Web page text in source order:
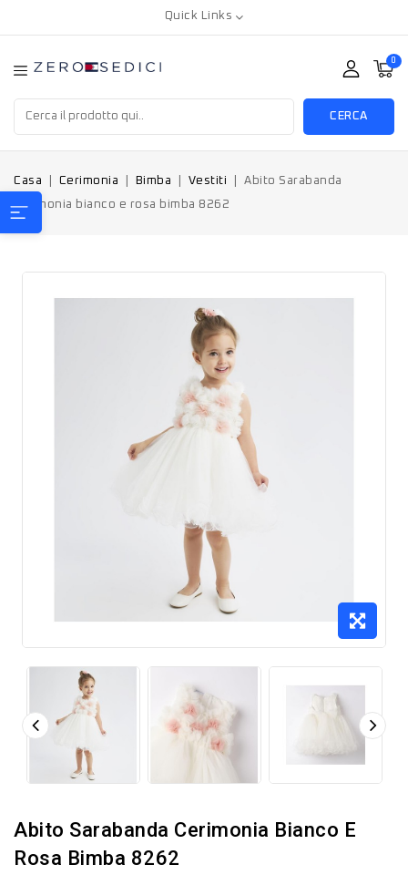
Quick Links
0
CERCA
Casa Cerimonia Bimba Vestiti
Abito Sarabanda
cerimonia bianco e rosa bimba 8262
Abito Sarabanda Cerimonia Bianco E
Rosa Bimba 8262